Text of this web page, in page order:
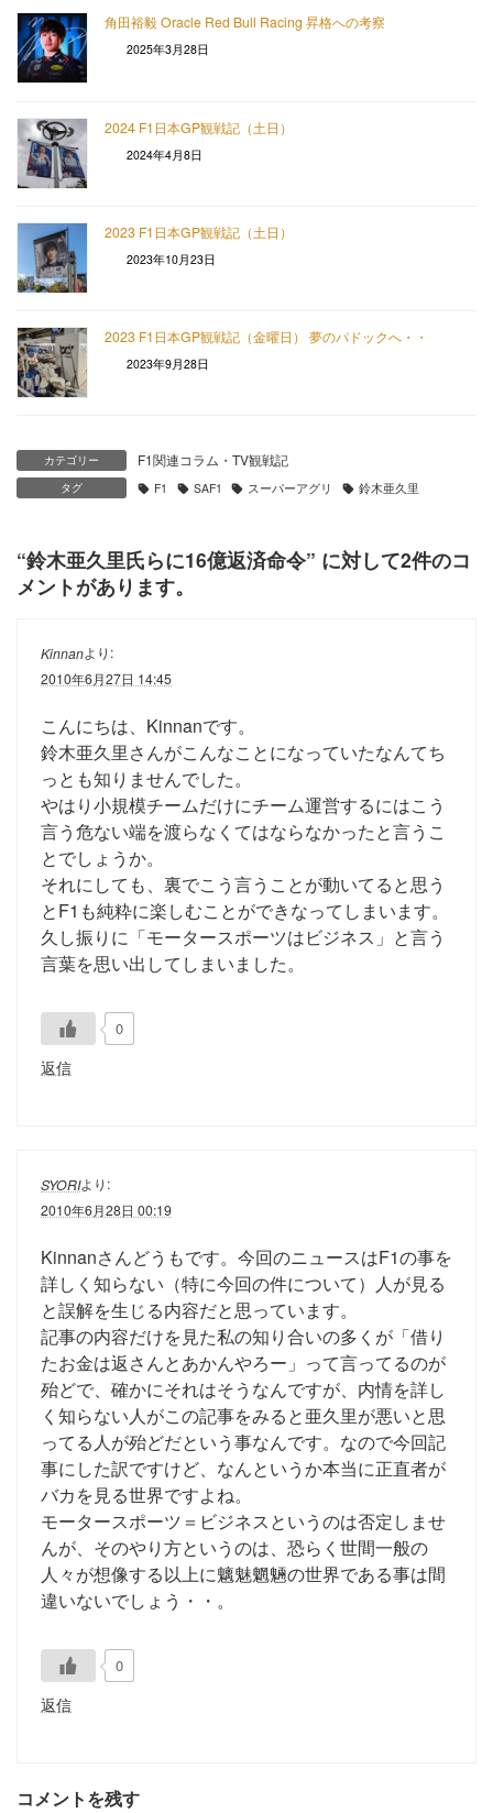
角田裕毅 Oracle Red Bull Racing 昇格への考察
2025年3月28日
2024 F1日本GP観戦記（土日）
2024年4月8日
2023 F1日本GP観戦記（土日）
2023年10月23日
2023 F1日本GP観戦記（金曜日） 夢のパドックへ・・
2023年9月28日
カテゴリー F1関連コラム・TV観戦記
タグ F1 SAF1 スーパーアグリ 鈴木亜久里
“鈴木亜久里氏らに16億返済命令” に対して2件のコ
メントがあります。
Kinnanより:
2010年6月27日 14:45
こんにちは、Kinnanです。
鈴木亜久里さんがこんなことになっていたなんてち
っとも知りませんでした。
やはり小規模チームだけにチーム運営するにはこう
言う危ない端を渡らなくてはならなかったと言うこ
とでしょうか。
それにしても、裏でこう言うことが動いてると思う
とF1も純粋に楽しむことができなってしまいます。
久し振りに「モータースポーツはビジネス」と言う
言葉を思い出してしまいました。
0
返信
SYORIより:
2010年6月28日 00:19
Kinnanさんどうもです。今回のニュースはF1の事を
詳しく知らない（特に今回の件について）人が見る
と誤解を生じる内容だと思っています。
記事の内容だけを見た私の知り合いの多くが「借り
たお金は返さんとあかんやろー」って言ってるのが
殆どで、確かにそれはそうなんですが、内情を詳し
く知らない人がこの記事をみると亜久里が悪いと思
ってる人が殆どだという事なんです。なので今回記
事にした訳ですけど、なんというか本当に正直者が
バカを見る世界ですよね。
モータースポーツ＝ビジネスというのは否定しませ
んが、そのやり方というのは、恐らく世間一般の
人々が想像する以上に魑魅魍魎の世界である事は間
違いないでしょう・・。
0
返信
コメントを残す